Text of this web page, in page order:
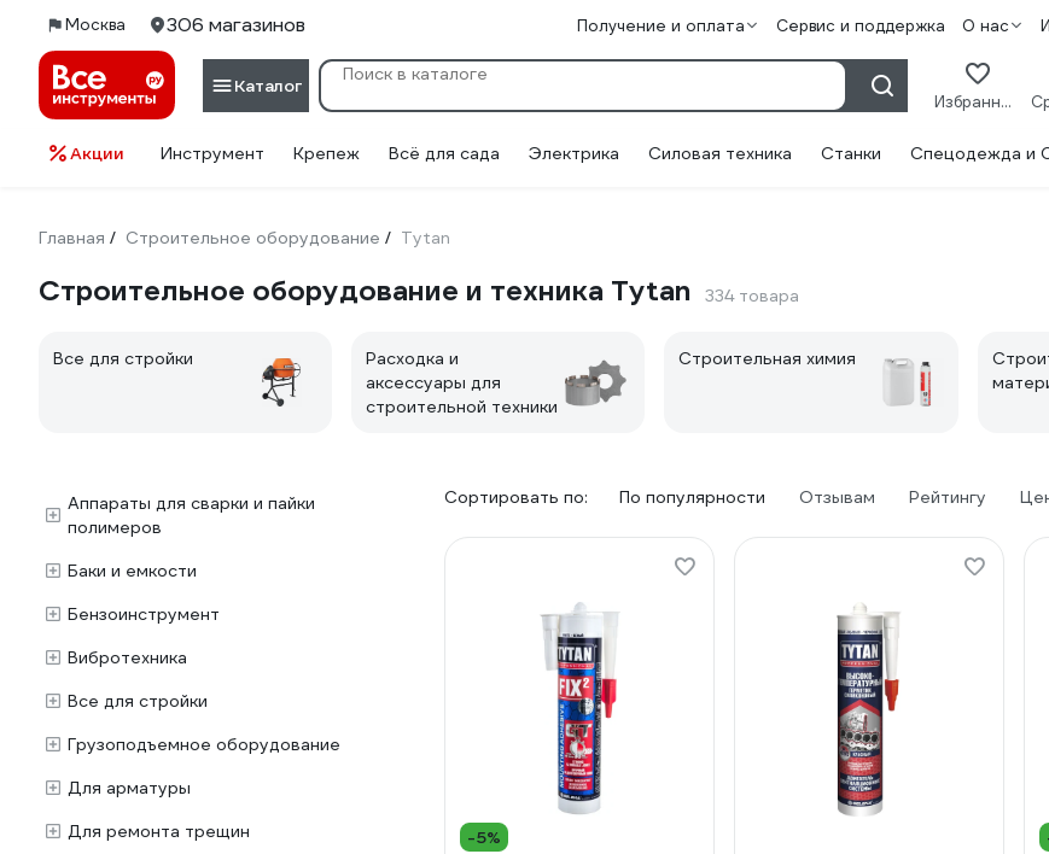
Москва 306 магазинов Получение и оплата Сервис и поддержка О нас
Каталог
Избранное
Акции Инструмент Крепеж Всё для сада Электрика Силовая техника Станки Спецодежда и
Главная / Строительное оборудование / Tytan
Строительное оборудование и техника Tytan 334 товара
Все для стройки
Расходка и
аксессуары для
строительной техники
Строительная химия
Аппараты для сварки и пайки
полимеров
Баки и емкости
Бензоинструмент
Вибротехника
Все для стройки
Грузоподъемное оборудование
Для арматуры
Для ремонта трещин
Сортировать по: По популярности Отзывам Рейтингу
-5%